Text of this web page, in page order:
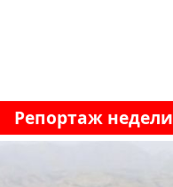
Репортаж недели